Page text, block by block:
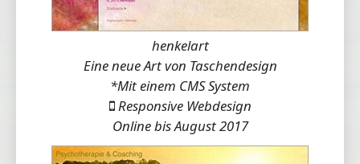
henkelart
Eine neue Art von Taschendesign
*Mit einem CMS System
Responsive Webdesign
Online bis August 2017